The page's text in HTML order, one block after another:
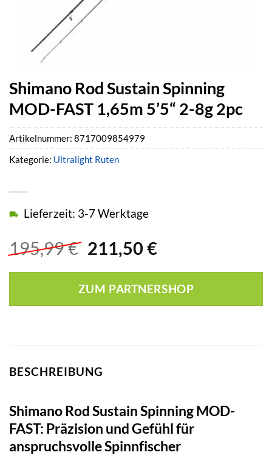
Shimano Rod Sustain Spinning
MOD-FAST 1,65m 5’5“ 2-8g 2pc
195,99€ Ursprünglicher
war:
195,99 €
211,50 €Aktueller
ist:
211,50 €.
Lieferzeit: 3-7 Werktage
ZUM PARTNERSHOP
Artikelnummer: 8717009854979
Kategorie: Ultralight Ruten
BESCHREIBUNG
Shimano Rod Sustain Spinning MOD-
FAST: Präzision und Gefühl für
anspruchsvolle Spinnfischer